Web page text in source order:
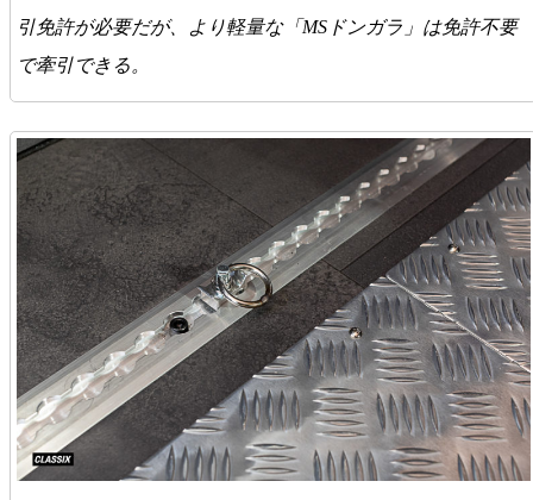
引免許が必要だが、より軽量な「MSドンガラ」は免許不要
で牽引できる。